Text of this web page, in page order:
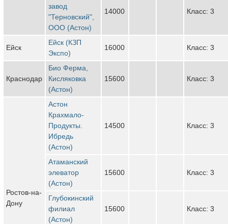
завод
"Терновский",
ООО (Астон)
14000 Класс: 3
Ейск
Ейск (КЗП
Экспо)
16000 Класс: 3
Краснодар
Био Ферма,
Кисляковка
(Астон)
15600 Класс: 3
Ростов-на-
Дону
Астон
Крахмало-
Продукты.
Ибредь
(Астон)
14500 Класс: 3
Атаманский
элеватор
(Астон)
15600 Класс: 3
Глубокинский
филиал
(Астон)
15600 Класс: 3